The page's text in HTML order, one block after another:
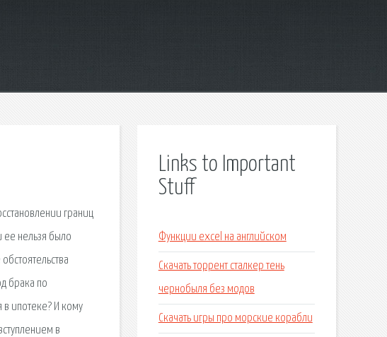
границ
ее нельзя было
брака по
в ипотеке? И кому
в
Links to Important
Stuff
Функции excel на английском
Скачать торрент сталкер тень
чернобыля без модов
Скачать игры про морские корабли